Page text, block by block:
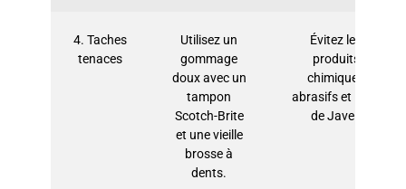
4. Taches
tenaces
Utilisez un
gommage
doux avec un
tampon
Scotch-Brite
et une vieille
brosse à
dents.
Évitez les
produits
chimiques
abrasifs et l’eau
de Javel.